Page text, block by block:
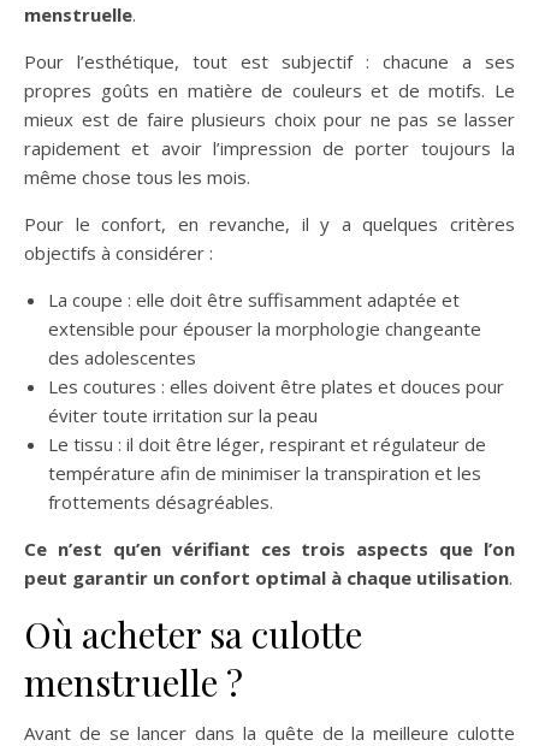
menstruelle.
Pour l’esthétique, tout est subjectif : chacune a ses
propres goûts en matière de couleurs et de motifs. Le
mieux est de faire plusieurs choix pour ne pas se lasser
rapidement et avoir l’impression de porter toujours la
même chose tous les mois.
Pour le confort, en revanche, il y a quelques critères
objectifs à considérer :
La coupe : elle doit être suffisamment adaptée et
extensible pour épouser la morphologie changeante
des adolescentes
Les coutures : elles doivent être plates et douces pour
éviter toute irritation sur la peau
Le tissu : il doit être léger, respirant et régulateur de
température afin de minimiser la transpiration et les
frottements désagréables.
Ce n’est qu’en vérifiant ces trois aspects que l’on
peut garantir un confort optimal à chaque utilisation.
Où acheter sa culotte
menstruelle ?
Avant de se lancer dans la quête de la meilleure culotte